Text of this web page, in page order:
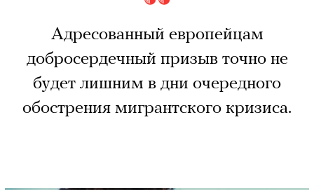
Адресованный европейцам
добросердечный призыв точно не
будет лишним в дни очередного
обострения мигрантского кризиса.